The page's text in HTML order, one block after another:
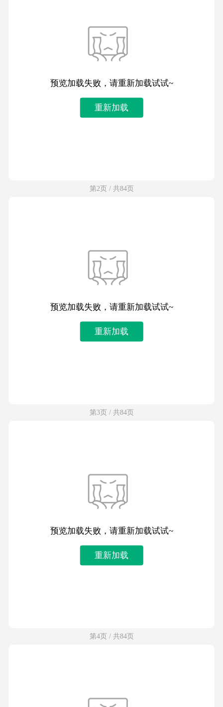
预览加载失败，请重新加载试试~
重新加载
第2页 / 共84页
预览加载失败，请重新加载试试~
重新加载
第3页 / 共84页
预览加载失败，请重新加载试试~
重新加载
第4页 / 共84页